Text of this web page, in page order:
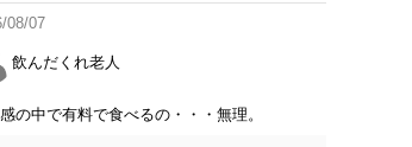
08/07
飲んだくれ老人
の中で有料で食べるの・・・無理。